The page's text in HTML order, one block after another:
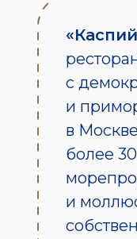
с
и
в
более
и